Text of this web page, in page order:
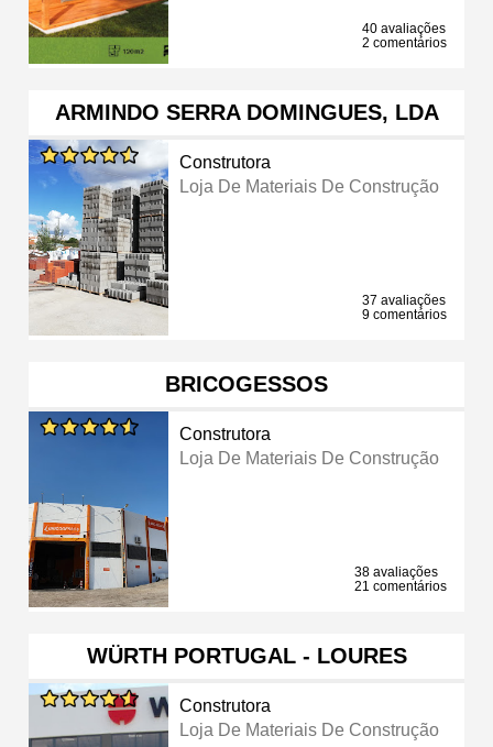
40 avaliações
2 comentários
ARMINDO SERRA DOMINGUES, LDA
Construtora
Loja De Materiais De Construção
37 avaliações
9 comentários
BRICOGESSOS
Construtora
Loja De Materiais De Construção
38 avaliações
21 comentários
WÜRTH PORTUGAL - LOURES
Construtora
Loja De Materiais De Construção